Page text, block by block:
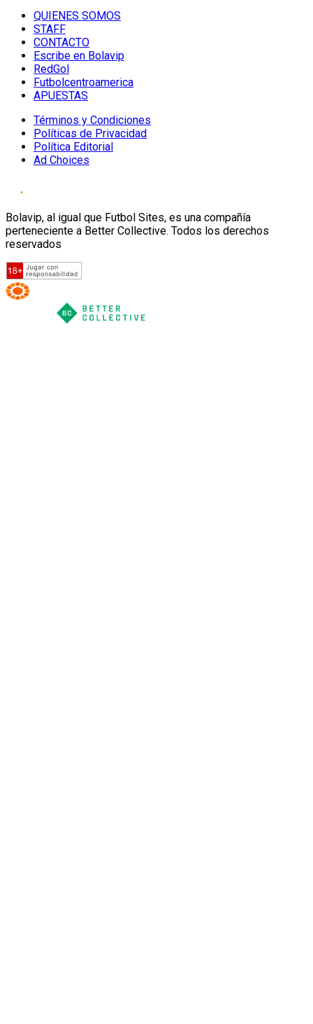
QUIENES SOMOS
STAFF
CONTACTO
Escribe en Bolavip
RedGol
Futbolcentroamerica
APUESTAS
Términos y Condiciones
Políticas de Privacidad
Política Editorial
Ad Choices
Bolavip, al igual que Futbol Sites, es una compañía
perteneciente a Better Collective. Todos los derechos
reservados